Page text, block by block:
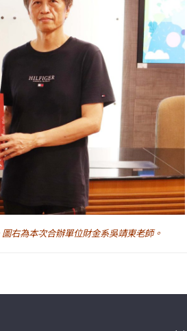
右為本次合辦單位財金系吳靖東老師。